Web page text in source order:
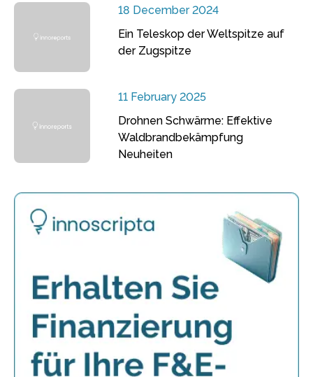
18 December 2024
Ein Teleskop der Weltspitze auf
der Zugspitze
11 February 2025
Drohnen Schwärme: Effektive
Waldbrandbekämpfung
Neuheiten